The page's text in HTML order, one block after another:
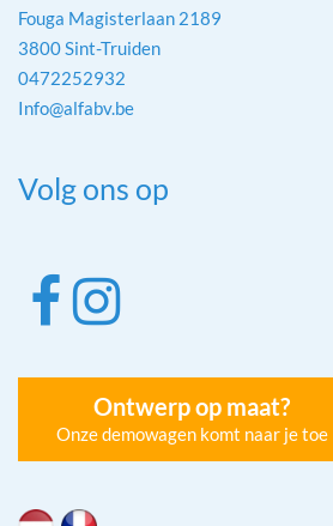
Fouga Magisterlaan 2189
3800 Sint-Truiden
0472252932
Info@alfabv.be
Volg ons op
Ontwerp op maat?
Onze demowagen komt naar je toe